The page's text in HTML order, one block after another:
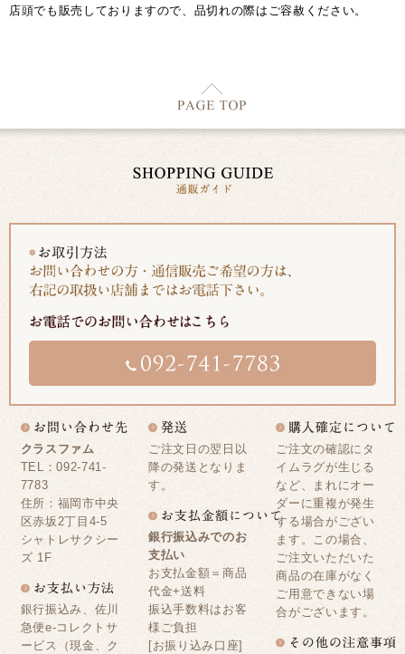
店頭でも販売しておりますので、品切れの際はご容赦ください。
クラスファム
TEL：092-741-
7783
住所：福岡市中央
区赤坂2丁目4-5
シャトレサクシー
ズ 1F
銀行振込み、佐川
急便e-コレクトサ
ービス（現金、ク
ご注文日の翌日以
降の発送となりま
す。
銀行振込みでのお
支払い
お支払金額＝商品
代金+送料
振込手数料はお客
様ご負担
[お振り込み口座]
ご注文の確認にタ
イムラグが生じる
など、まれにオー
ダーに重複が発生
する場合がござい
ます。この場合、
ご注文いただいた
商品の在庫がなく
ご用意できない場
合がございます。